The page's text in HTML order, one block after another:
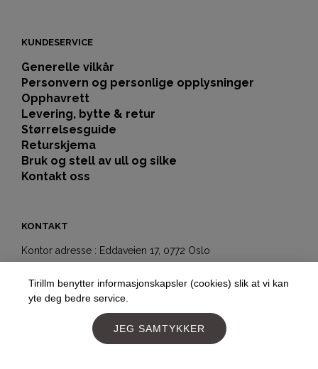
KUNDESERVICE
Generelle vilkår
Personvern og personlige opplysninger
Opphavrett
Levering, bytte & retur
Størrelsesguide
Returskjema
Bruk og stell av ull og silke
Kontakt oss
KONTAKT
Kontor adresse : Eddaveien 17, 0772 Oslo
Hegdehaugsveien 5b
0352 Oslo
+4797177477
post@tirillm.no
Tirillm benytter informasjonskapsler (cookies) slik at vi kan
yte deg bedre service.
JEG SAMTYKKER